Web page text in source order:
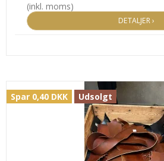
(inkl. moms)
DETALJER ›
Spar 0,40 DKK Udsolgt